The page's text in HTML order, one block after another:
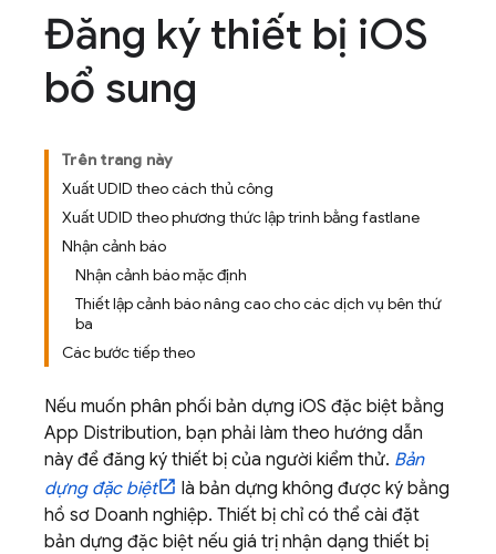
Đăng ký thiết bị iOS
bổ sung
Trên trang này
Xuất UDID theo cách thủ công
Xuất UDID theo phương thức lập trình bằng fastlane
Nhận cảnh báo
Nhận cảnh báo mặc định
Thiết lập cảnh báo nâng cao cho các dịch vụ bên thứ
ba
Các bước tiếp theo
Nếu muốn phân phối bản dựng iOS đặc biệt bằng
App Distribution, bạn phải làm theo hướng dẫn
này để đăng ký thiết bị của người kiểm thử. Bản
dựng đặc biệt
là bản dựng không được ký bằng
hồ sơ Doanh nghiệp. Thiết bị chỉ có thể cài đặt
bản dựng đặc biệt nếu giá trị nhận dạng thiết bị